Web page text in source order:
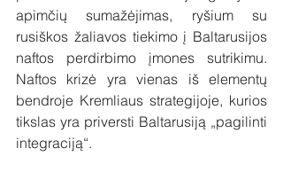
apimčių sumažėjimas, ryšium su
rusiškos žaliavos tiekimo į Baltarusijos
naftos perdirbimo įmones sutrikimu.
Naftos krizė yra vienas iš elementų
bendroje Kremliaus strategijoje, kurios
tikslas yra priversti Baltarusiją „pagilinti
integraciją“.